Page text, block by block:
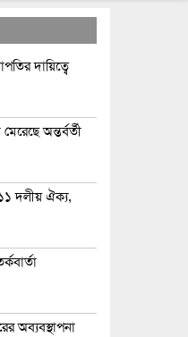
দায়িত্বে
অন্তর্বর্তী
দলীয় ঐক্য,
অব্যবস্থাপনা